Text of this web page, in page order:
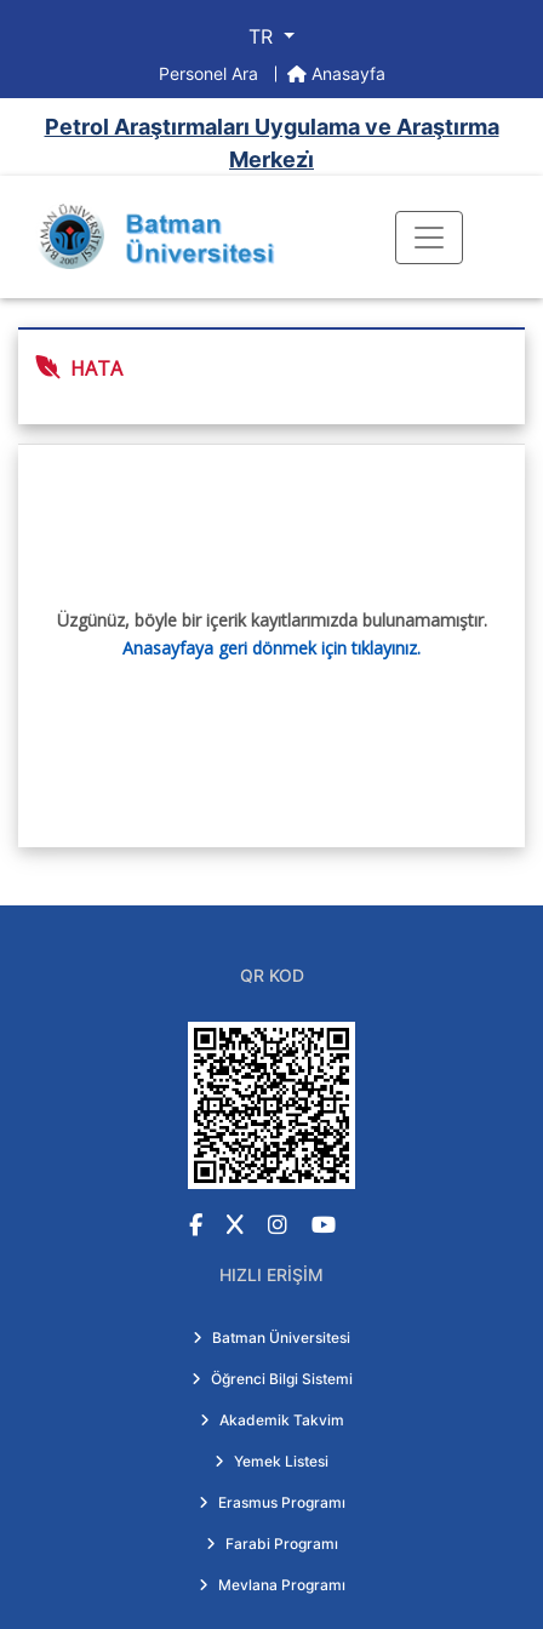
TR
Personel Ara Anasayfa
Petrol Araştırmaları Uygulama ve Araştırma
Merkezi̇
HATA
Üzgünüz, böyle bir içerik kayıtlarımızda bulunamamıştır.
Anasayfaya geri dönmek için tıklayınız.
QR KOD
Facebook
X Instagram
YouTube
HIZLI ERIŞIM
Batman Üniversitesi
Öğrenci Bilgi Sistemi
Akademik Takvim
Yemek Listesi
Erasmus Programı
Farabi Programı
Mevlana Programı